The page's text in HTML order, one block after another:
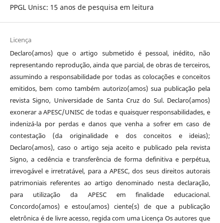
PPGL Unisc: 15 anos de pesquisa em leitura
Licença
Declaro(amos) que o artigo submetido é pessoal, inédito, não
representando reprodução, ainda que parcial, de obras de terceiros,
assumindo a responsabilidade por todas as colocações e conceitos
emitidos, bem como também autorizo(amos) sua publicação pela
revista Signo, Universidade de Santa Cruz do Sul. Declaro(amos)
exonerar a APESC/UNISC de todas e quaisquer responsabilidades, e
indenizá-la por perdas e danos que venha a sofrer em caso de
contestação (da originalidade e dos conceitos e ideias);
Declaro(amos), caso o artigo seja aceito e publicado pela revista
Signo, a cedência e transferência de forma definitiva e perpétua,
irrevogável e irretratável, para a APESC, dos seus direitos autorais
patrimoniais referentes ao artigo denominado nesta declaração,
para utilização da APESC em finalidade educacional.
Concordo(amos) e estou(amos) ciente(s) de que a publicação
eletrônica é de livre acesso, regida com uma Licença Os autores que